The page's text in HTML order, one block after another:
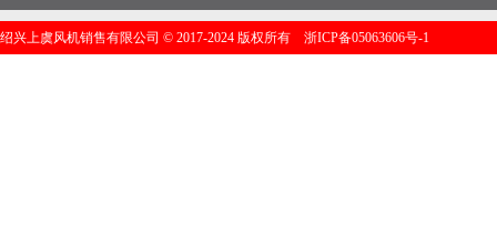
绍兴上虞风机销售有限公司 © 2017-2024 版权所有 浙ICP备05063606号-1